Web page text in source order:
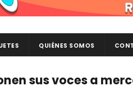
QUIÉNES SOMOS
sus voces a